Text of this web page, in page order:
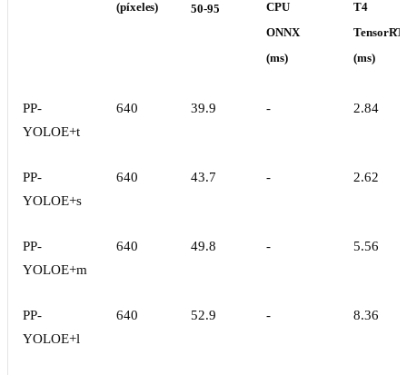
(píxeles)
50-95
CPU
ONNX
(ms)
T4
(ms)
PP-
YOLOE+t
640 39.9 - 2.84
PP-
YOLOE+s
640 43.7 - 2.62
PP-
YOLOE+m
640 49.8 - 5.56
PP-
YOLOE+l
640 52.9 - 8.36